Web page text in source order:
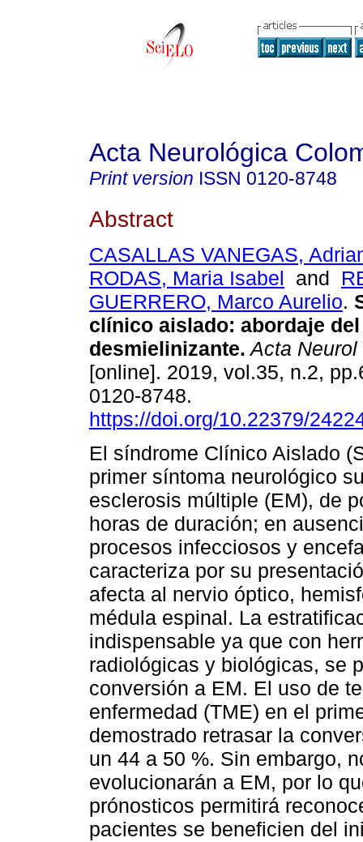
Acta Neurológica
Print version ISSN 0120-8748
Abstract
CASALLAS VANEGAS,
RODAS, Maria Isabel and
GUERRERO, Marco Aurelio.
clínico aislado: abordaje
desmielinizante. Acta Neurol
[online]. 2019, vol.35, n.2,
0120-8748.
https://doi.org/10.22379/
El síndrome Clínico Aislado
primer síntoma neurológico
esclerosis múltiple (EM), de
horas de duración; en
procesos infecciosos y
caracteriza por su
afecta al nervio óptico,
médula espinal. La
indispensable ya que con
radiológicas y biológicas, se
conversión a EM. El uso de
enfermedad (TME) en el
demostrado retrasar la
un 44 a 50 %. Sin embargo,
evolucionarán a EM, por lo
prónosticos permitirá
pacientes se beneficien del